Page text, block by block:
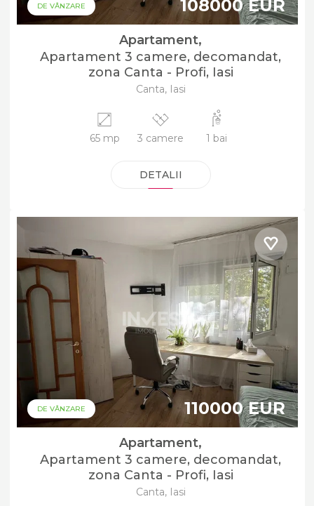
DE VÂNZARE 108000 EUR
Apartament,
Apartament 3 camere, decomandat,
zona Canta - Profi, Iasi
Canta, Iasi
65 mp 3 camere 1 bai
DETALII
DE VÂNZARE 110000 EUR
Apartament,
Apartament 3 camere, decomandat,
zona Canta - Profi, Iasi
Canta, Iasi